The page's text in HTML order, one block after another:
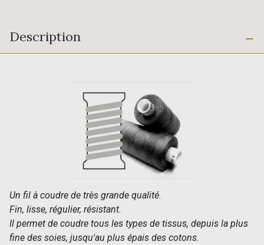
Description
Un fil à coudre de très grande qualité.
Fin, lisse, régulier, résistant.
Il permet de coudre tous les types de tissus, depuis la plus
fine des soies, jusqu'au plus épais des cotons.